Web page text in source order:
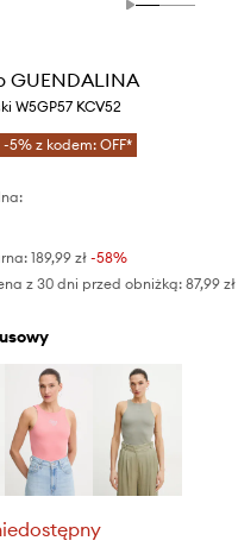
GUENDALINA
W5GP57 KCV52
5% z kodem: OFF*
189,99 zł -58%
z 30 dni przed obniżką: 87,99 zł